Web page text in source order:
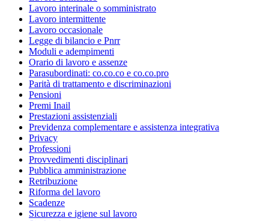
Lavoro interinale o somministrato
Lavoro intermittente
Lavoro occasionale
Legge di bilancio e Pnrr
Moduli e adempimenti
Orario di lavoro e assenze
Parasubordinati: co.co.co e co.co.pro
Parità di trattamento e discriminazioni
Pensioni
Premi Inail
Prestazioni assistenziali
Previdenza complementare e assistenza integrativa
Privacy
Professioni
Provvedimenti disciplinari
Pubblica amministrazione
Retribuzione
Riforma del lavoro
Scadenze
Sicurezza e igiene sul lavoro